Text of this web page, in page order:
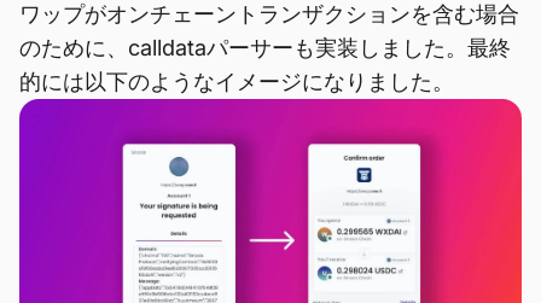
ワップがオンチェーントランザクションを含む場合
のために、calldataパーサーも実装しました。最終
的には以下のようなイメージになりました。